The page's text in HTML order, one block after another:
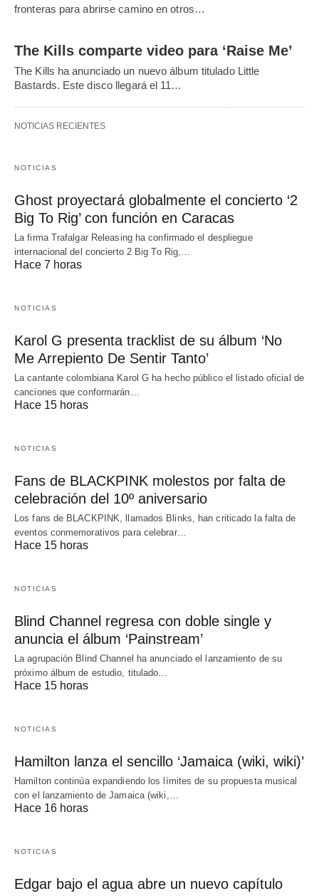
fronteras para abrirse camino en otros…
The Kills comparte video para ‘Raise Me’
The Kills ha anunciado un nuevo álbum titulado Little
Bastards. Este disco llegará el 11…
NOTICIAS RECIENTES
NOTICIAS
Ghost proyectará globalmente el concierto ‘2
Big To Rig’ con función en Caracas
La firma Trafalgar Releasing ha confirmado el despliegue
internacional del concierto 2 Big To Rig,…
Hace 7 horas
NOTICIAS
Karol G presenta tracklist de su álbum ‘No
Me Arrepiento De Sentir Tanto’
La cantante colombiana Karol G ha hecho público el listado oficial de
canciones que conformarán…
Hace 15 horas
NOTICIAS
Fans de BLACKPINK molestos por falta de
celebración del 10º aniversario
Los fans de BLACKPINK, llamados Blinks, han criticado la falta de
eventos conmemorativos para celebrar…
Hace 15 horas
NOTICIAS
Blind Channel regresa con doble single y
anuncia el álbum ‘Painstream’
La agrupación Blind Channel ha anunciado el lanzamiento de su
próximo álbum de estudio, titulado…
Hace 15 horas
NOTICIAS
Hamilton lanza el sencillo ‘Jamaica (wiki, wiki)’
Hamilton continúa expandiendo los límites de su propuesta musical
con el lanzamiento de Jamaica (wiki,…
Hace 16 horas
NOTICIAS
Edgar bajo el agua abre un nuevo capítulo